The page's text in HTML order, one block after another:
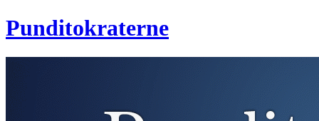
Punditokraterne